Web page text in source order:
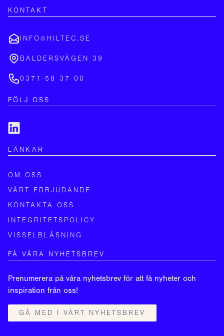
KONTAKT
INFO@HILTEC.SE
BALDERSVÄGEN 39
0371-58 37 00
FÖLJ OSS
LÄNKAR
OM OSS
VÅRT ERBJUDANDE
KONTAKTA OSS
INTEGRITETSPOLICY
VISSELBLÅSNING
FÅ VÅRA NYHETSBREV
Prenumerera på våra nyhetsbrev för att få nyheter och
inspiration från oss!
GÅ MED I VÅRT NYHETSBREV